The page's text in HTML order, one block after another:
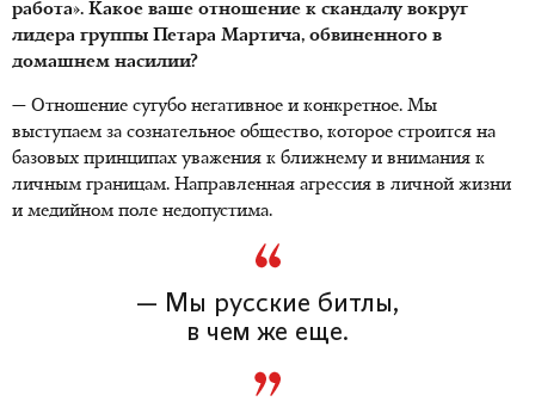
работа». Какое ваше отношение к скандалу вокруг
лидера группы Петара Мартича, обвиненного в
домашнем насилии?
— Отношение сугубо негативное и конкретное. Мы
выступаем за сознательное общество, которое строится на
базовых принципах уважения к ближнему и внимания к
личным границам. Направленная агрессия в личной жизни
и медийном поле недопустима.
— Мы русские битлы,
в чем же еще.